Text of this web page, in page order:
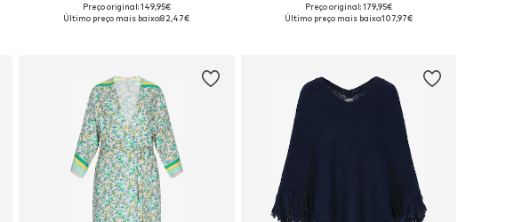
Tamanhos disponíveis: XS-S, M-L, XL-XXL
Preço original: 149,95€
Último preço mais baixo:82,47€
Tamanhos disponíveis: XS-S, M-L, XL-XXL
Preço original: 179,95€
Último preço mais baixo:107,97€